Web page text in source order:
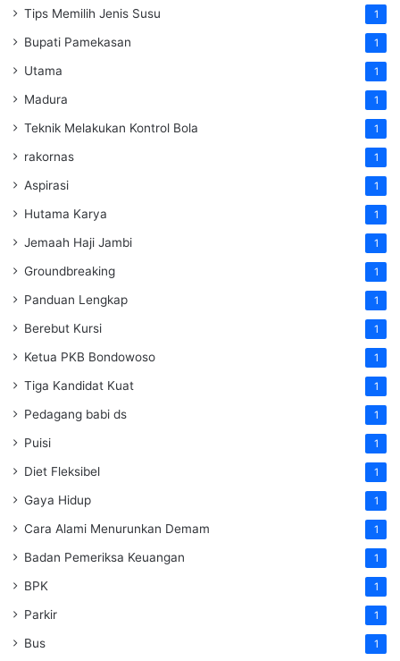
Tips Memilih Jenis Susu 1
Bupati Pamekasan 1
Utama 1
Madura 1
Teknik Melakukan Kontrol Bola 1
rakornas 1
Aspirasi 1
Hutama Karya 1
Jemaah Haji Jambi 1
Groundbreaking 1
Panduan Lengkap 1
Berebut Kursi 1
Ketua PKB Bondowoso 1
Tiga Kandidat Kuat 1
Pedagang babi ds 1
Puisi 1
Diet Fleksibel 1
Gaya Hidup 1
Cara Alami Menurunkan Demam 1
Badan Pemeriksa Keuangan 1
BPK 1
Parkir 1
Bus 1